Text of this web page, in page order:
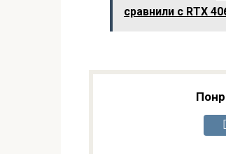
сравнили с RTX